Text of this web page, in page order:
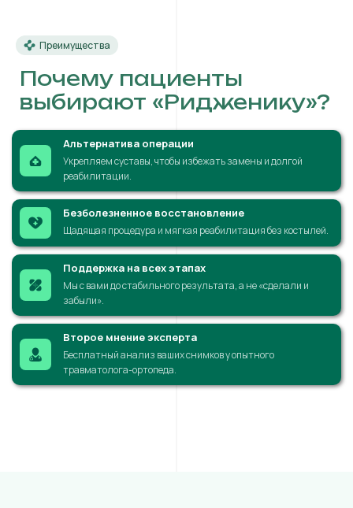
Преимущества
Почему пациенты
выбирают «Ридженику»?
Альтернатива операции
Укрепляем суставы, чтобы избежать замены и долгой
реабилитации.
Безболезненное восстановление
Щадящая процедура и мягкая реабилитация без костылей.
Поддержка на всех этапах
Мы с вами до стабильного результата, а не «сделали и
забыли».
Второе мнение эксперта
Бесплатный анализ ваших снимков у опытного
травматолога-ортопеда.